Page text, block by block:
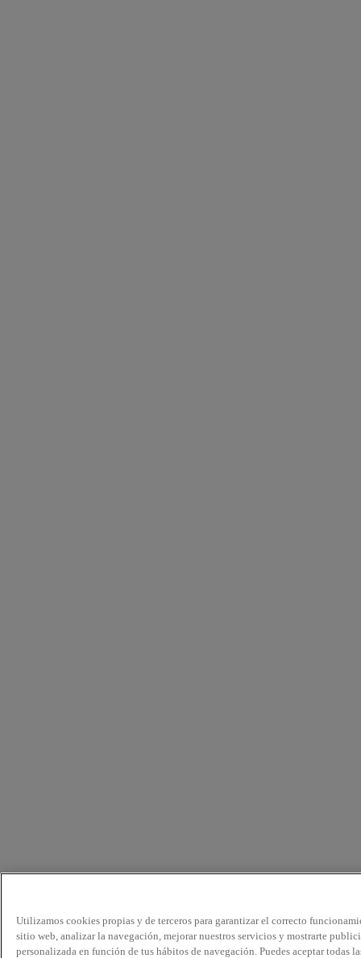
Utilizamos cookies propias y de terceros para garantizar el correcto
sitio web, analizar la navegación, mejorar nuestros servicios y mostrarte
personalizada en función de tus hábitos de navegación. Puedes aceptar todas